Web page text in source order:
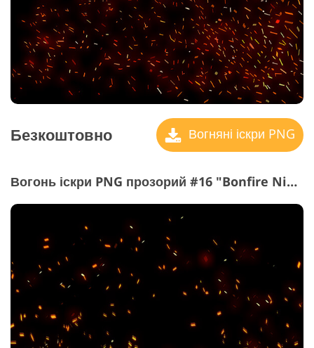
Безкоштовно Вогняні іскри PNG
Вогонь іскри PNG прозорий #16 "Bonfire Night"